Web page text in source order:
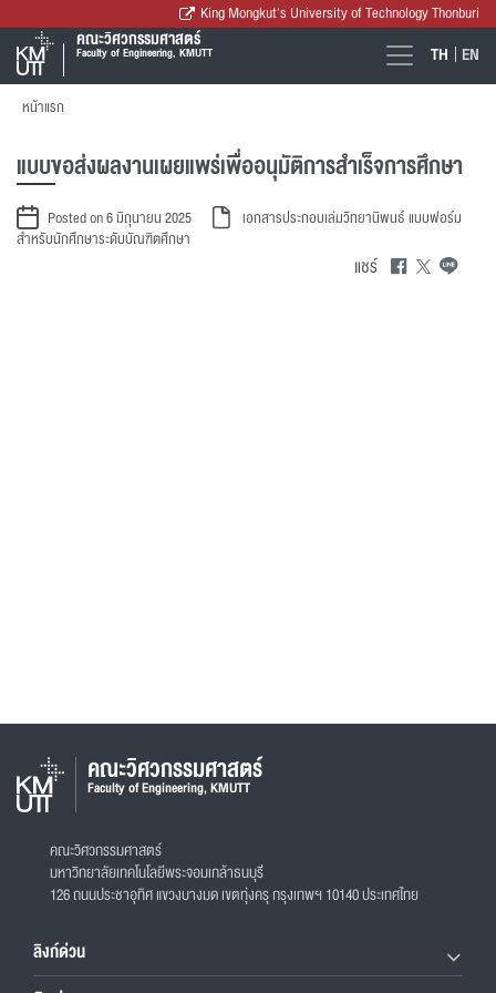
King Mongkut's University of Technology Thonburi
คณะวิศวกรรมศาสตร์
Faculty of Engineering, KMUTT TH EN
หน้าแรก
แบบขอส่งผลงานเผยแพร่เพื่ออนุมัติการสำเร็จการศึกษา
Posted on 6 มิถุนายน 2025 เอกสารประกอบเล่มวิทยานิพนธ์แบบฟอร์ม
สำหรับนักศึกษาระดับบัณฑิตศึกษา
แชร์
คณะวิศวกรรมศาสตร์
Faculty of Engineering, KMUTT
คณะวิศวกรรมศาสตร์
มหาวิทยาลัยเทคโนโลยีพระจอมเกล้าธนบุรี
126 ถนนประชาอุทิศ แขวงบางมด เขตทุ่งครุ กรุงเทพฯ 10140 ประเทศไทย
ลิงก์ด่วน